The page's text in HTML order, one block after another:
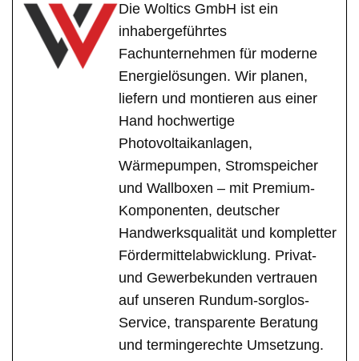
Die Woltics GmbH ist ein
inhabergeführtes
Fachunternehmen für moderne
Energielösungen. Wir planen,
liefern und montieren aus einer
Hand hochwertige
Photovoltaikanlagen,
Wärmepumpen, Stromspeicher
und Wallboxen – mit Premium-
Komponenten, deutscher
Handwerksqualität und kompletter
Fördermittelabwicklung. Privat-
und Gewerbekunden vertrauen
auf unseren Rundum-sorglos-
Service, transparente Beratung
und termingerechte Umsetzung.